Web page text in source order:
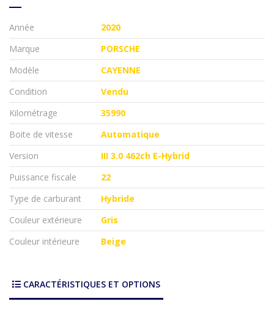
Année
2020
Marque
PORSCHE
Modèle
CAYENNE
Condition
Vendu
Kilométrage
35990
Boite de vitesse
Automatique
Version
III 3.0 462ch E-Hybrid
Puissance fiscale
22
Type de carburant
Hybride
Couleur extérieure
Gris
Couleur intérieure
Beige
CARACTÉRISTIQUES ET OPTIONS